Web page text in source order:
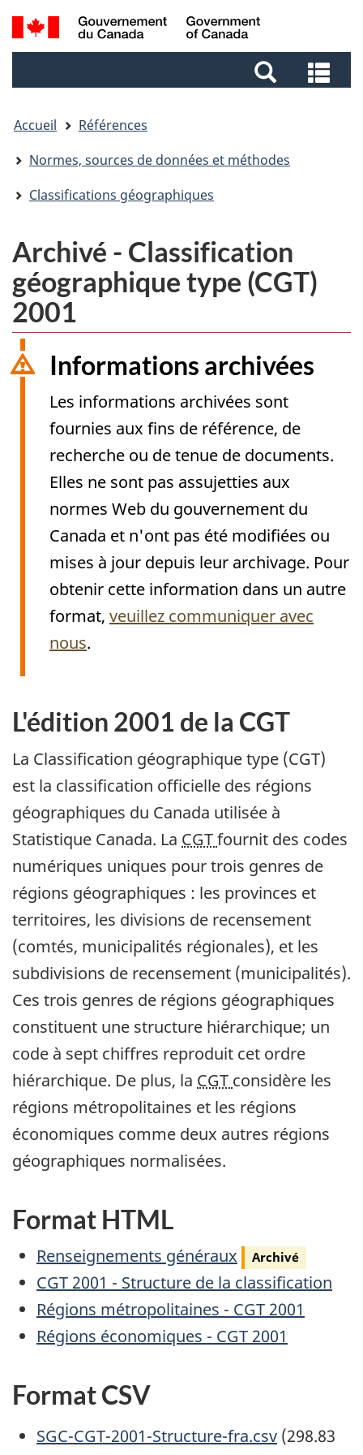
Aller
au
Aller
au
Passer
à
Recherche
et
et
Accueil
Références
Normes, sources de données et méthodes
Classifications géographiques
Archivé - Classification
géographique type (CGT)
2001
Informations archivées
Les informations archivées sont
fournies aux fins de référence, de
recherche ou de tenue de documents.
Elles ne sont pas assujetties aux
normes Web du gouvernement du
Canada et n'ont pas été modifiées ou
mises à jour depuis leur archivage. Pour
obtenir cette information dans un autre
format, veuillez communiquer avec
nous.
Archived
Content
L'édition 2001 de la CGT
La Classification géographique type (CGT)
est la classification officielle des régions
géographiques du Canada utilisée à
Statistique Canada. La CGTfournit des codes
numériques uniques pour trois genres de
régions géographiques : les provinces et
territoires, les divisions de recensement
(comtés, municipalités régionales), et les
subdivisions de recensement (municipalités).
Ces trois genres de régions géographiques
constituent une structure hiérarchique; un
code à sept chiffres reproduit cet ordre
hiérarchique. De plus, la CGT considère les
régions métropolitaines et les régions
économiques comme deux autres régions
géographiques normalisées.
Format HTML
Archivé
Renseignements généraux Archivé
CGT 2001 - Structure de la classification
Régions métropolitaines - CGT 2001
Régions économiques - CGT 2001
Format CSV
Document
SGC-CGT-2001-Structure-fra.csv (298.83